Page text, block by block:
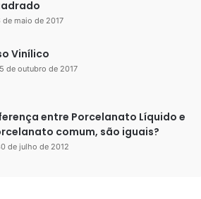
acabamento final, resina epóxi
quatro dias para finalizar. Em
duas selagens nós lixamos o piso
e imperfeições. Também
para lavar o piso.
do serviço o piso já está
de maio de 2017
Vinílico
de outubro de 2017
entre Porcelanato Líquido e
comum, são iguais?
de julho de 2012